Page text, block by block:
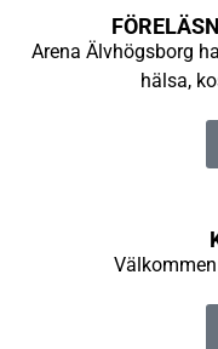
Arena Älvhögsborg
hälsa,